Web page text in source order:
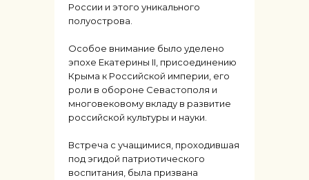
России и этого уникального
полуострова.
Особое внимание было уделено
эпохе Екатерины II, присоединению
Крыма к Российской империи, его
роли в обороне Севастополя и
многовековому вкладу в развитие
российской культуры и науки.
Встреча с учащимися, проходившая
под эгидой патриотического
воспитания, была призвана